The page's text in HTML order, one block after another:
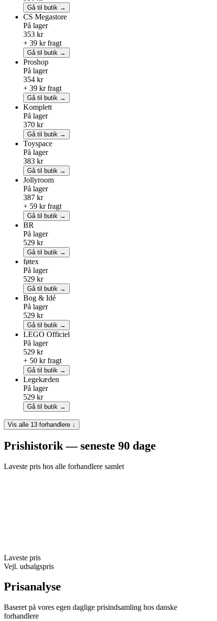
Gå til butik →
CS Megastore
På lager
353 kr
+ 39 kr fragt
Gå til butik →
Proshop
På lager
354 kr
+ 39 kr fragt
Gå til butik →
Komplett
På lager
370 kr
Gå til butik →
Toyspace
På lager
383 kr
Gå til butik →
Jollyroom
På lager
387 kr
+ 59 kr fragt
Gå til butik →
BR
På lager
529 kr
Gå til butik →
føtex
På lager
529 kr
Gå til butik →
Bog & Idé
På lager
529 kr
Gå til butik →
LEGO Officiel
På lager
529 kr
+ 50 kr fragt
Gå til butik →
Legekæden
På lager
529 kr
Gå til butik →
Vis alle 13 forhandlere ↓
Prishistorik — seneste 90 dage
Laveste pris hos alle forhandlere samlet
Laveste pris
Vejl. udsalgspris
Prisanalyse
Baseret på vores egen daglige prisindsamling hos danske
forhandlere